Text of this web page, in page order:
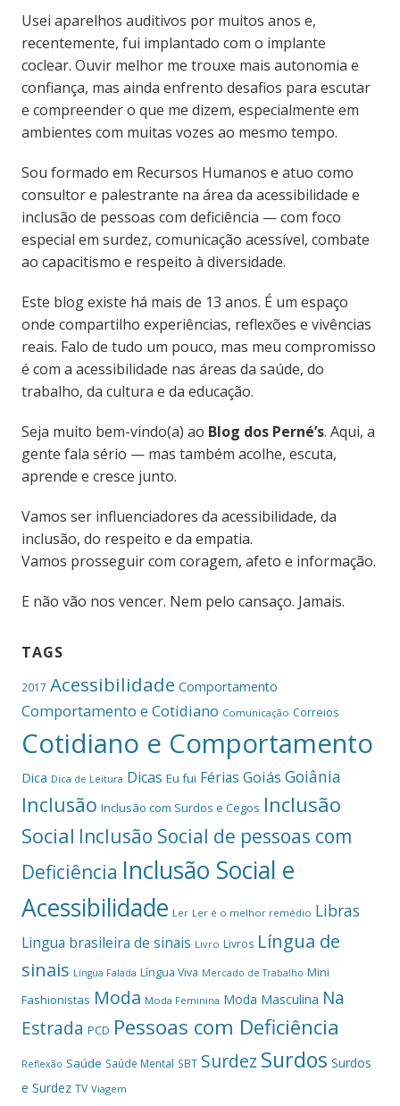
Usei aparelhos auditivos por muitos anos e,
recentemente, fui implantado com o implante
coclear. Ouvir melhor me trouxe mais autonomia e
confiança, mas ainda enfrento desafios para escutar
e compreender o que me dizem, especialmente em
ambientes com muitas vozes ao mesmo tempo.
Sou formado em Recursos Humanos e atuo como
consultor e palestrante na área da acessibilidade e
inclusão de pessoas com deficiência — com foco
especial em surdez, comunicação acessível, combate
ao capacitismo e respeito à diversidade.
Este blog existe há mais de 13 anos. É um espaço
onde compartilho experiências, reflexões e vivências
reais. Falo de tudo um pouco, mas meu compromisso
é com a acessibilidade nas áreas da saúde, do
trabalho, da cultura e da educação.
Seja muito bem-vindo(a) ao Blog dos Perné’s. Aqui, a
gente fala sério — mas também acolhe, escuta,
aprende e cresce junto.
Vamos ser influenciadores da acessibilidade, da
inclusão, do respeito e da empatia.
Vamos prosseguir com coragem, afeto e informação.
E não vão nos vencer. Nem pelo cansaço. Jamais.
TAGS
2017 Acessibilidade Comportamento
Comportamento e Cotidiano Comunicação Correios
Cotidiano e Comportamento
Dica Dica de Leitura Dicas Eu fui Férias Goiás Goiânia
Inclusão Inclusão com Surdos e Cegos Inclusão
Social Inclusão Social de pessoas com
Deficiência Inclusão Social e
Acessibilidade Ler Ler é o melhor remédio Libras
Lingua brasileira de sinais Livro Livros Língua de
sinais Língua Falada Língua Viva Mercado de Trabalho Mini
Fashionistas Moda Moda Feminina Moda Masculina Na
Estrada PCD Pessoas com Deficiência
Reflexão Saúde Saúde Mental SBT Surdez Surdos Surdos
e Surdez TV Viagem